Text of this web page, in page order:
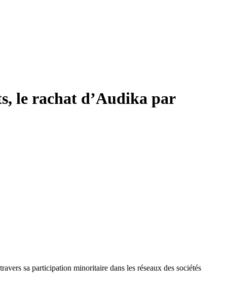
le rachat d’Audika par
sa participation minoritaire dans les réseaux des sociétés